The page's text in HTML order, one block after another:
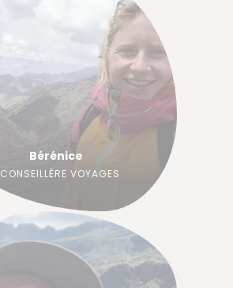
Bérénice
CONSEILLÈRE VOYAGES